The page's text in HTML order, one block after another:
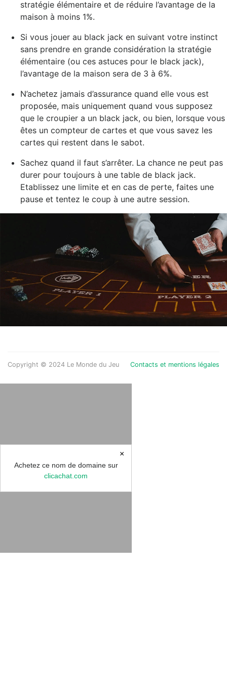
stratégie élémentaire et de réduire l’avantage de la
maison à moins 1%.
Si vous jouer au black jack en suivant votre instinct
sans prendre en grande considération la stratégie
élémentaire (ou ces astuces pour le black jack),
l’avantage de la maison sera de 3 à 6%.
N’achetez jamais d’assurance quand elle vous est
proposée, mais uniquement quand vous supposez
que le croupier a un black jack, ou bien, lorsque vous
êtes un compteur de cartes et que vous savez les
cartes qui restent dans le sabot.
Sachez quand il faut s’arrêter. La chance ne peut pas
durer pour toujours à une table de black jack.
Etablissez une limite et en cas de perte, faites une
pause et tentez le coup à une autre session.
Copyright © 2024 Le Monde du Jeu Contacts et mentions légales
×
Achetez ce nom de domaine sur
clicachat.com